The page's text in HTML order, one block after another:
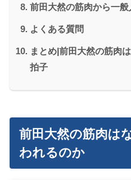
前田大然の筋肉から一般
よくある質問
まとめ|前田大然の筋肉
拍子
前田大然の筋肉は
われるのか